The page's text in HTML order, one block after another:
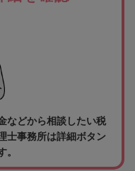
などから相談したい税
士事務所は詳細ボタン